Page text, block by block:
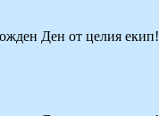
Ден от целия екип!